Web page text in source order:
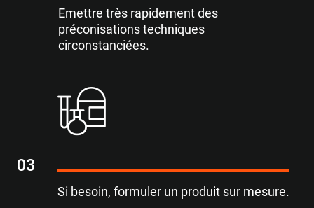
Emettre très rapidement des
préconisations techniques
circonstanciées.
03
Si besoin, formuler un produit sur mesure.